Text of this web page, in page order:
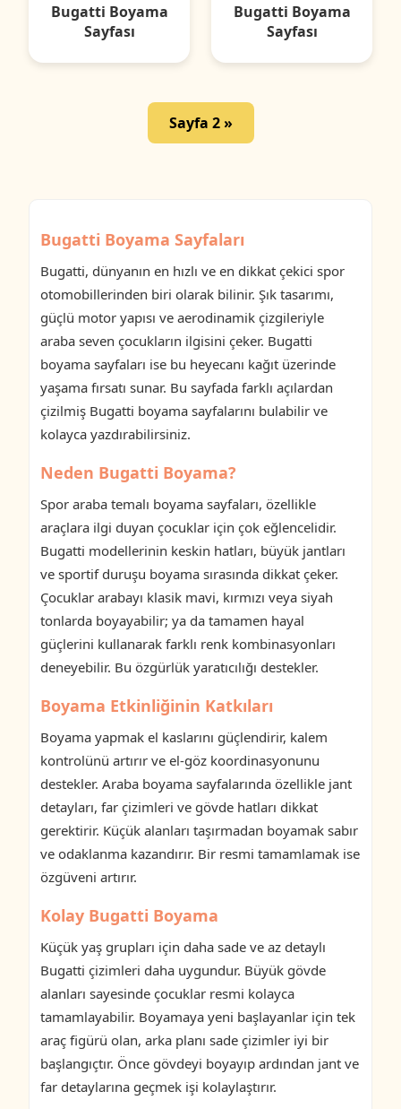
Bugatti Boyama
Sayfası
Bugatti Boyama
Sayfası
Sayfa 2 »
Bugatti Boyama Sayfaları
Bugatti, dünyanın en hızlı ve en dikkat çekici spor
otomobillerinden biri olarak bilinir. Şık tasarımı,
güçlü motor yapısı ve aerodinamik çizgileriyle
araba seven çocukların ilgisini çeker. Bugatti
boyama sayfaları ise bu heyecanı kağıt üzerinde
yaşama fırsatı sunar. Bu sayfada farklı açılardan
çizilmiş Bugatti boyama sayfalarını bulabilir ve
kolayca yazdırabilirsiniz.
Neden Bugatti Boyama?
Spor araba temalı boyama sayfaları, özellikle
araçlara ilgi duyan çocuklar için çok eğlencelidir.
Bugatti modellerinin keskin hatları, büyük jantları
ve sportif duruşu boyama sırasında dikkat çeker.
Çocuklar arabayı klasik mavi, kırmızı veya siyah
tonlarda boyayabilir; ya da tamamen hayal
güçlerini kullanarak farklı renk kombinasyonları
deneyebilir. Bu özgürlük yaratıcılığı destekler.
Boyama Etkinliğinin Katkıları
Boyama yapmak el kaslarını güçlendirir, kalem
kontrolünü artırır ve el-göz koordinasyonunu
destekler. Araba boyama sayfalarında özellikle jant
detayları, far çizimleri ve gövde hatları dikkat
gerektirir. Küçük alanları taşırmadan boyamak sabır
ve odaklanma kazandırır. Bir resmi tamamlamak ise
özgüveni artırır.
Kolay Bugatti Boyama
Küçük yaş grupları için daha sade ve az detaylı
Bugatti çizimleri daha uygundur. Büyük gövde
alanları sayesinde çocuklar resmi kolayca
tamamlayabilir. Boyamaya yeni başlayanlar için tek
araç figürü olan, arka planı sade çizimler iyi bir
başlangıçtır. Önce gövdeyi boyayıp ardından jant ve
far detaylarına geçmek işi kolaylaştırır.